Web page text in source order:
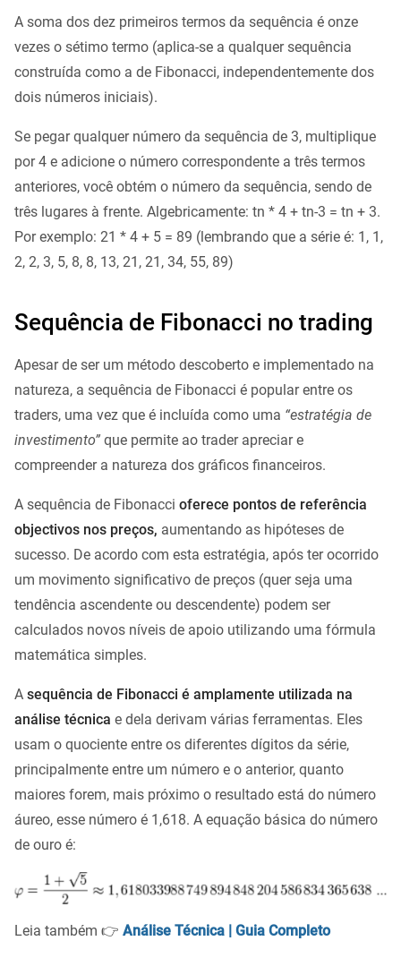
A soma dos dez primeiros termos da sequência é onze
vezes o sétimo termo (aplica-se a qualquer sequência
construída como a de Fibonacci, independentemente dos
dois números iniciais).
Se pegar qualquer número da sequência de 3, multiplique
por 4 e adicione o número correspondente a três termos
anteriores, você obtém o número da sequência, sendo de
três lugares à frente. Algebricamente: tn * 4 + tn-3 = tn + 3.
Por exemplo: 21 * 4 + 5 = 89 (lembrando que a série é: 1, 1,
2, 2, 3, 5, 8, 8, 13, 21, 21, 34, 55, 89)
Sequência de Fibonacci no trading
Apesar de ser um método descoberto e implementado na
natureza, a sequência de Fibonacci é popular entre os
traders, uma vez que é incluída como uma “estratégia de
investimento” que permite ao trader apreciar e
compreender a natureza dos gráficos financeiros.
A sequência de Fibonacci oferece pontos de referência
objectivos nos preços, aumentando as hipóteses de
sucesso. De acordo com esta estratégia, após ter ocorrido
um movimento significativo de preços (quer seja uma
tendência ascendente ou descendente) podem ser
calculados novos níveis de apoio utilizando uma fórmula
matemática simples.
A sequência de Fibonacci é amplamente utilizada na
análise técnica e dela derivam várias ferramentas. Eles
usam o quociente entre os diferentes dígitos da série,
principalmente entre um número e o anterior, quanto
maiores forem, mais próximo o resultado está do número
áureo, esse número é 1,618. A equação básica do número
de ouro é:
Leia também 👉 Análise Técnica | Guia Completo